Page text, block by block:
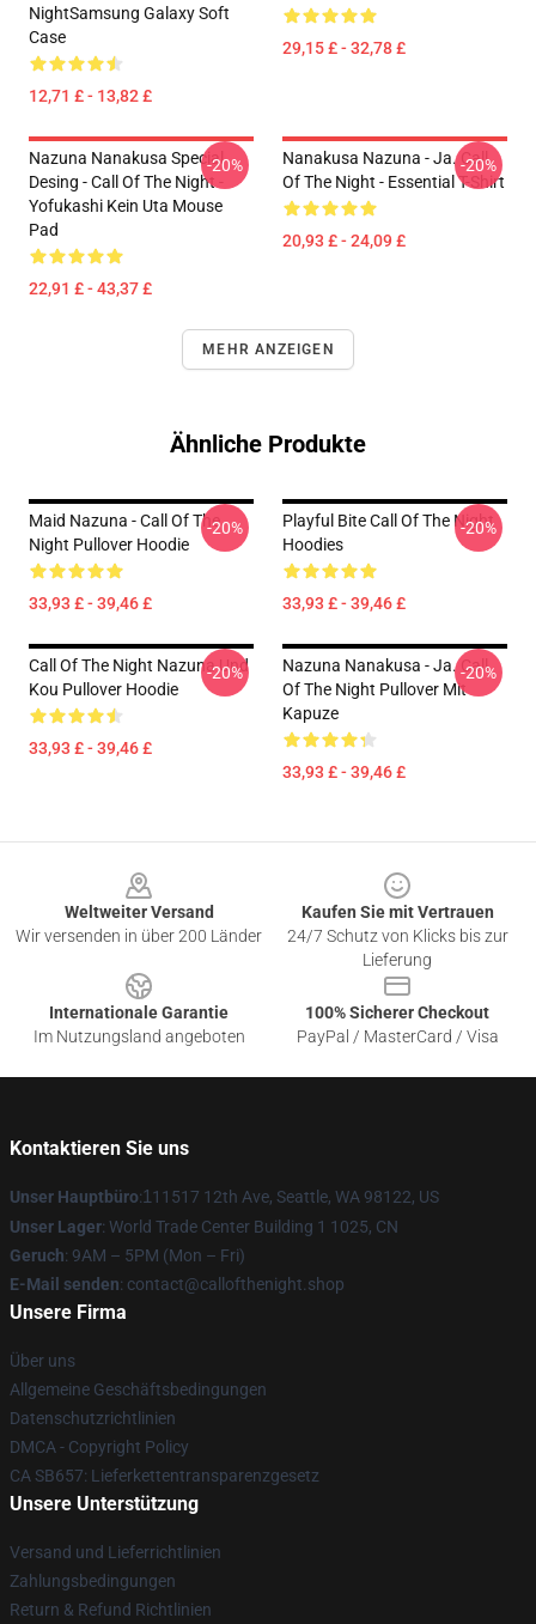
NightSamsung Galaxy Soft
Case
12,71 £ - 13,82 £
29,15 £ - 32,78 £
Nazuna Nanakusa Special
Desing - Call Of The Night -
Yofukashi Kein Uta Mouse
Pad
22,91 £ - 43,37 £
-20%
Nanakusa Nazuna - Ja. Call
Of The Night - Essential T-Shirt
20,93 £ - 24,09 £
-20%
MEHR ANZEIGEN
Ähnliche Produkte
Maid Nazuna - Call Of The
Night Pullover Hoodie
33,93 £ - 39,46 £
-20%
Playful Bite Call Of The Night
Hoodies
33,93 £ - 39,46 £
-20%
Call Of The Night Nazuna Und
Kou Pullover Hoodie
33,93 £ - 39,46 £
-20%
Nazuna Nanakusa - Ja. Call
Of The Night Pullover Mit
Kapuze
33,93 £ - 39,46 £
-20%
Weltweiter Versand
Wir versenden in über 200 Länder
Kaufen Sie mit Vertrauen
24/7 Schutz von Klicks bis zur
Lieferung
Internationale Garantie
Im Nutzungsland angeboten
100% Sicherer Checkout
PayPal / MasterCard / Visa
Kontaktieren Sie uns
Unser Hauptbüro:1 11517 12th Ave, Seattle, WA 98122, US
Unser Lager: World Trade Center Building 1 1025, CN
Geruch: 9AM – 5PM (Mon – Fri)
E-Mail senden: contact@callofthenight.shop
Unsere Firma
Über uns
Allgemeine Geschäftsbedingungen
Datenschutzrichtlinien
DMCA - Copyright Policy
CA SB657: Lieferkettentransparenzgesetz
Unsere Unterstützung
Versand und Lieferrichtlinien
Zahlungsbedingungen
Return & Refund Richtlinien